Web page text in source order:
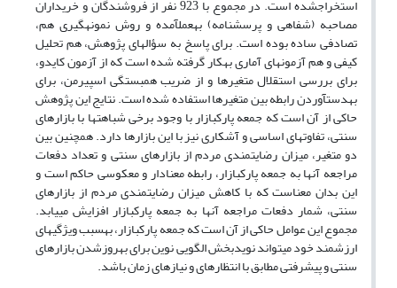
استخراج‎شده است. در مجموع با 923 نفر از فروشندگان و خریداران
مصاحبه (شفاهی و پرسش‎نامه) به‎عمل‎آمده و روش نمونه‎گیری هم،
تصادفی ساده بوده است. برای پاسخ به سؤال‎های پژوهش، هم تحلیل
کیفی و هم آزمون‎های آماری به‎کار گرفته شده است که از آزمون کای‎دو،
برای بررسی استقلال متغیرها و از ضریب همبستگی اسپیرمن، برای
به‎دست‎آوردن رابطه بین متغیرها استفاده شده است. نتایج این پژوهش
حاکی از آن است که جمعه ‎پارک‎بازار با وجود برخی شباهت‎ها با بازارهای
سنتی، تفاوت‎های اساسی و آشکاری نیز با این بازارها دارد. همچنین بین
دو متغیر، میزان رضایت‎مندی مردم از بازارهای سنتی و تعداد دفعات
مراجعه آنها به جمعه پارک‎بازار، رابطه معنادار و معکوسی حاکم است و
این بدان معناست که با کاهش میزان رضایت‎مندی مردم از بازارهای
سنتی، شمار دفعات مراجعه آنها به جمعه پارک‎بازار افزایش می‎یابد.
مجموع این عوامل حاکی از آن است که جمعه پارک‎بازار، به‎سبب ویژگی‎های
ارزشمند خود می‎تواند نویدبخش الگویی نوین برای به‎روزشدن بازارهای
سنتی و پیشرفتی مطابق با انتظارهای و نیازهای زمان باشد.